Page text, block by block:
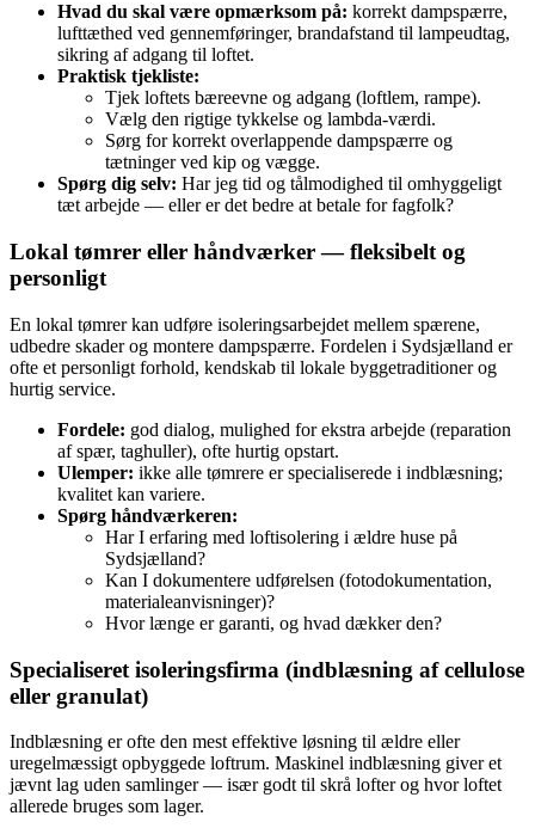
Hvad du skal være opmærksom på: korrekt dampspærre,
lufttæthed ved gennemføringer, brandafstand til lampeudtag,
sikring af adgang til loftet.
Praktisk tjekliste:
Tjek loftets bæreevne og adgang (loftlem, rampe).
Vælg den rigtige tykkelse og lambda‑værdi.
Sørg for korrekt overlappende dampspærre og
tætninger ved kip og vægge.
Spørg dig selv: Har jeg tid og tålmodighed til omhyggeligt
tæt arbejde — eller er det bedre at betale for fagfolk?
Lokal tømrer eller håndværker — fleksibelt og
personligt
En lokal tømrer kan udføre isoleringsarbejdet mellem spærene,
udbedre skader og montere dampspærre. Fordelen i Sydsjælland er
ofte et personligt forhold, kendskab til lokale byggetraditioner og
hurtig service.
Fordele: god dialog, mulighed for ekstra arbejde (reparation
af spær, taghuller), ofte hurtig opstart.
Ulemper: ikke alle tømrere er specialiserede i indblæsning;
kvalitet kan variere.
Spørg håndværkeren:
Har I erfaring med loftisolering i ældre huse på
Sydsjælland?
Kan I dokumentere udførelsen (fotodokumentation,
materialeanvisninger)?
Hvor længe er garanti, og hvad dækker den?
Specialiseret isoleringsfirma (indblæsning af cellulose
eller granulat)
Indblæsning er ofte den mest effektive løsning til ældre eller
uregelmæssigt opbyggede loftrum. Maskinel indblæsning giver et
jævnt lag uden samlinger — især godt til skrå lofter og hvor loftet
allerede bruges som lager.